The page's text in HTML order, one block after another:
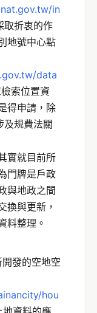
in
取折衷的作
地號中心點
data
索位置資
得申請，除
及規費法關
實就目前所
門牌是戶政
與地政之間
換與更新，
料整理。
開發的空地空
hou